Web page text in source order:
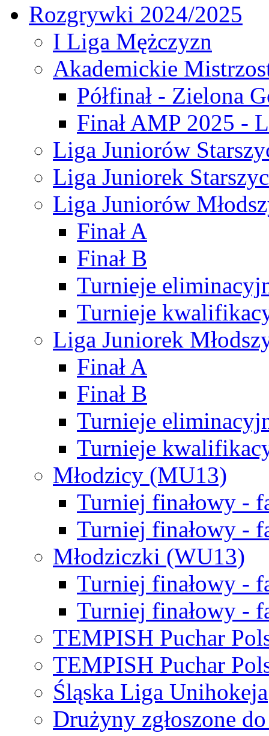
Rozgrywki 2024/2025
I Liga Mężczyzn
Akademickie
Półfinał - Zielona
Finał AMP 2025 -
Liga Juniorów
Liga Juniorek
Liga Juniorów
Finał A
Finał B
Turnieje
Turnieje
Liga Juniorek
Finał A
Finał B
Turnieje
Turnieje
Młodzicy (MU13)
Turniej finałowy -
Turniej finałowy -
Młodziczki (WU13)
Turniej finałowy -
Turniej finałowy -
TEMPISH Puchar
TEMPISH Puchar
Śląska Liga Unihokeja
Drużyny zgłoszone